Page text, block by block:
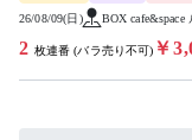
26/08/09(日) BOX
2 枚連番 (バラ売り不可) ￥